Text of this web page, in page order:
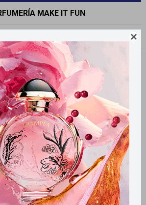

MAKE IT FUN
Make it fun Quitar filtros